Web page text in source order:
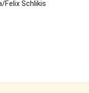
Felix Schlikis